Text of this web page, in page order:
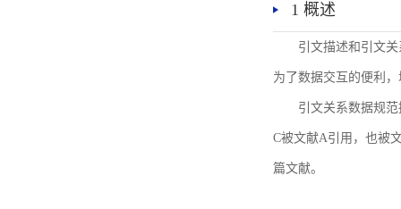
1 概述
引文描述和引文
为了数据交互的便利
引文关系数据规
C被文献A引用，也被
篇文献。